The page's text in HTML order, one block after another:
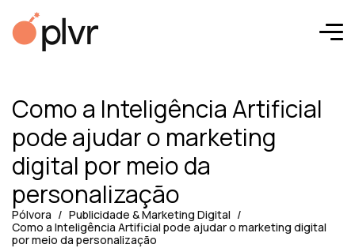
Como a Inteligência Artificial
pode ajudar o marketing
digital por meio da
personalização
Pólvora
Publicidade & Marketing Digital
Como a Inteligência Artificial pode ajudar o marketing digital
por meio da personalização